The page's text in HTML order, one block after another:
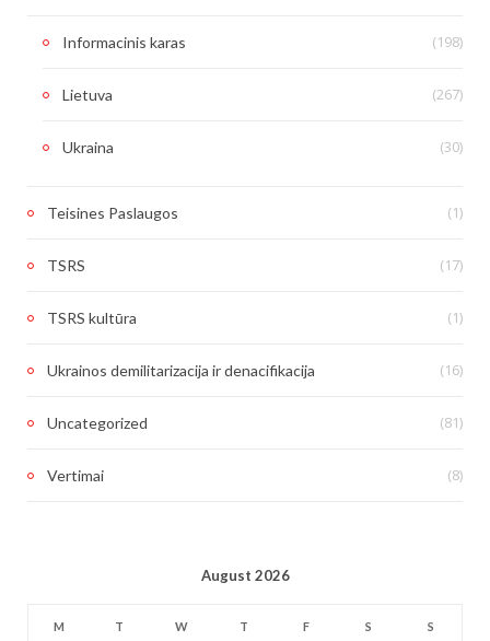
Informacinis karas (198)
Lietuva (267)
Ukraina (30)
Teisines Paslaugos (1)
TSRS (17)
TSRS kultūra (1)
Ukrainos demilitarizacija ir denacifikacija (16)
Uncategorized (81)
Vertimai (8)
August 2026
M T W T F S S